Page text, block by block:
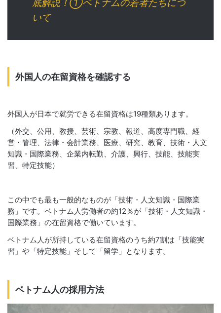
底解説！①ベトナムの若者たちにつ
いて
外国人の在留資格を確認する
外国人が日本で就労できる在留資格は19種類あります。
（外交、公用、教授、芸術、宗教、報道、高度専門職、経
営・管理、法律・会計業務、医療、研究、教育、技術・人文
知識・国際業務、企業内転勤、介護、興行、技能、技能実
習、特定技能）
この中でも最も一般的なものが「技術・人文知識・国際業
務」です。ベトナム人労働者の約12％が「技術・人文知識・
国際業務」の在留資格で働いています。
ベトナム人が所持している在留資格のうち約7割は「技能実
習」や「特定技能」そして「留学」となります。
ベトナム人の採用方法